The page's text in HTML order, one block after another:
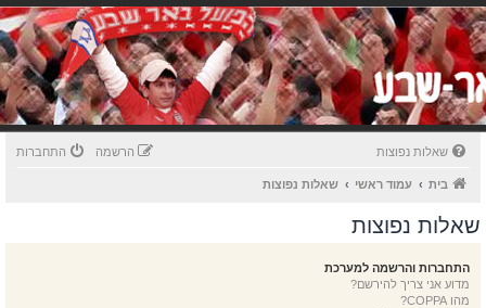
שאלות נפוצות התחברות הרשמה
בית עמוד ראשי שאלות נפוצות
שאלות נפוצות
התחברות והרשמה למערכת
מדוע אני צריך להירשם?
מהו COPPA?